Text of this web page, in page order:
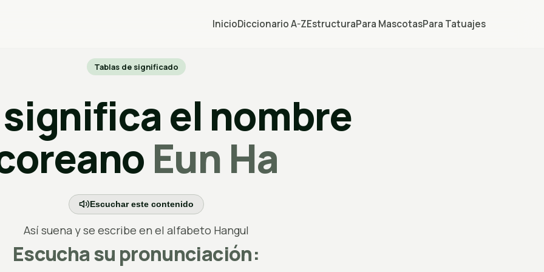
InicioDiccionario A-ZEstructuraPara MascotasPara Tatuajes
Tablas de significado
el nombre
Eun Ha
Escuchar este contenido
Así suena y se escribe en el alfabeto Hangul
Escucha su pronunciación: